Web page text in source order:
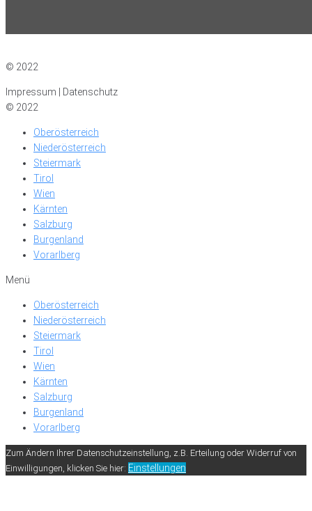
© 2022
Impressum | Datenschutz
© 2022
Oberösterreich
Niederösterreich
Steiermark
Tirol
Wien
Kärnten
Salzburg
Burgenland
Vorarlberg
Menü
Oberösterreich
Niederösterreich
Steiermark
Tirol
Wien
Kärnten
Salzburg
Burgenland
Vorarlberg
Zum Ändern Ihrer Datenschutzeinstellung, z.B. Erteilung oder Widerruf von
Einwilligungen, klicken Sie hier: Einstellungen